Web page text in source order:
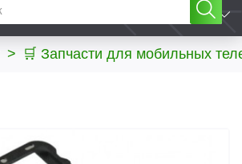
МЕНЮ
> 🛒 Запчасти для мобильных